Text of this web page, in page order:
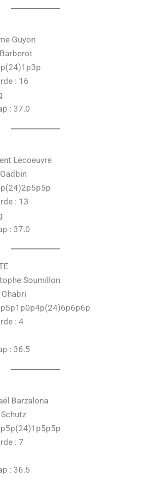
Guyon
: 16
: 37.0
Lecoeuvre
: 13
: 37.0
Soumillon
: 4
: 36.5
Barzalona
: 7
: 36.5